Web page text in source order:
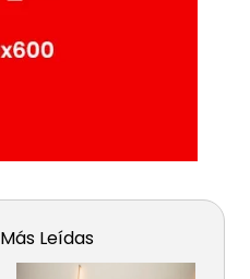
Más Leídas